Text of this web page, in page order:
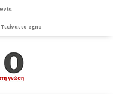
Τι είναι το egno